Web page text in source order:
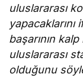
uluslararası
başarının
uluslararası
olduğunu